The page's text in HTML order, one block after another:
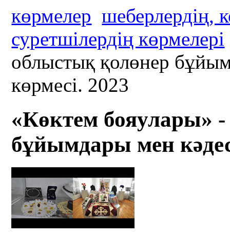
көрмелер шеберлердің,
суретшілердің көрмелері
облыстық қолөнер
көрмесі. 2023
«Көктем бояулары»
бұйымдары мен